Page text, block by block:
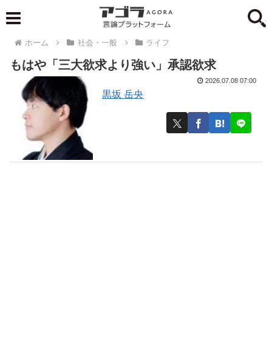
ホーム 社会・一般 ライフ
もはや「三大欲求より強い」承認欲求
黒坂 岳央
2026.07.08 07:00